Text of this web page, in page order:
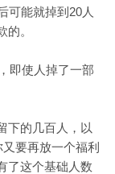
可能就掉到20人
。
即使人掉了一部
的几百人，以
要再放一个福利
了这个基础人数